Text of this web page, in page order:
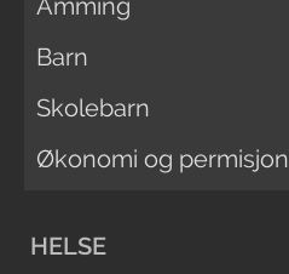
Barn
Skolebarn
Økonomi og permisjon
HELSE